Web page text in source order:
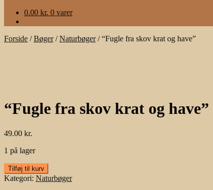
0.00 kr. 0 varer
Forside /Bøger/Naturbøger/“Fugle fra skov krat og have”
“Fugle fra skov krat og have”
49.00 kr.
1 på lager
"Fugle
fra
Tilføj til kurv
Kategori: Naturbøger